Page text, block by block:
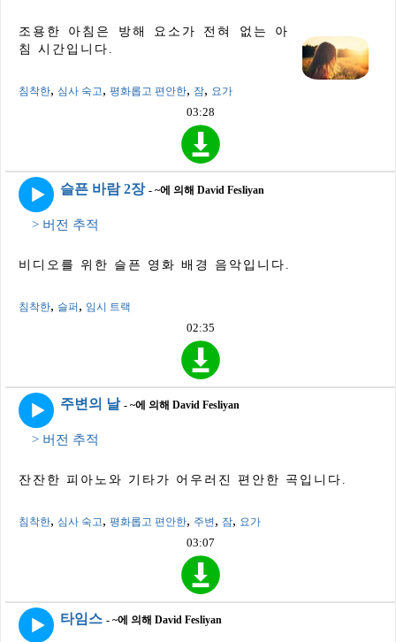
조용한 아침은 방해 요소가 전혀 없는 아
침 시간입니다.
침착한, 심사 숙고, 평화롭고 편안한, 잠, 요가
03:28
슬픈 바람 2장 - ~에 의해 David Fesliyan
> 버전 추적
비디오를 위한 슬픈 영화 배경 음악입니다.
침착한, 슬퍼, 임시 트랙
02:35
주변의 날 - ~에 의해 David Fesliyan
> 버전 추적
잔잔한 피아노와 기타가 어우러진 편안한 곡입니다.
침착한, 심사 숙고, 평화롭고 편안한, 주변 , 잠, 요가
03:07
타임스 - ~에 의해 David Fesliyan